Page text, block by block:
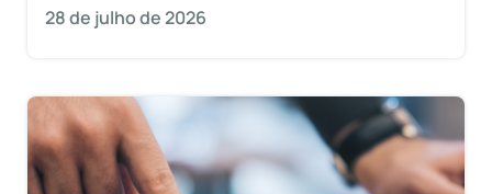
28 de julho de 2026